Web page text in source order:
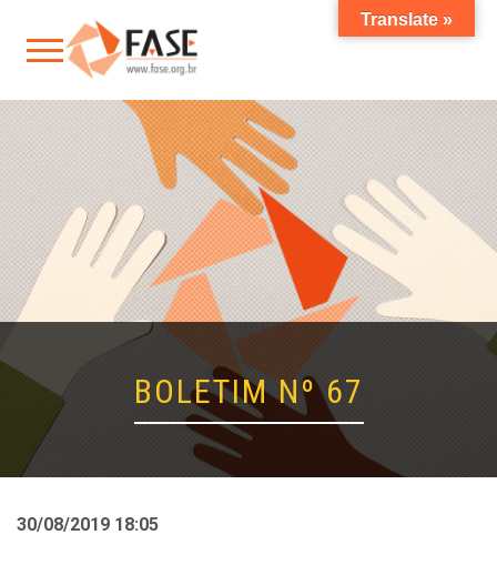
BOLETIM Nº 67
30/08/2019 18:05
Translate »